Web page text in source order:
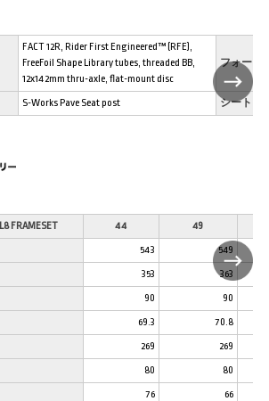
FACT 12R, Rider First Engineered™ (RFE),
FreeFoil Shape Library tubes, threaded BB,
12x142mm thru-axle, flat-mount disc
フォーク
S-Works Pave Seat post シートク
FRAMESET 44 49
543 549
353 363
90 90
69.3 70.8
269 269
80 80
76 66